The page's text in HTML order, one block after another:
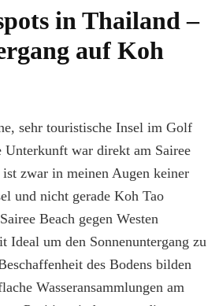
in Thailand –
auf Koh
sehr touristische Insel im Golf
Unterkunft war direkt am Sairee
zwar in meinen Augen keiner
und nicht gerade Koh Tao
Beach gegen Westen
Ideal um den Sonnenuntergang zu
des Bodens bilden
Wasseransammlungen am